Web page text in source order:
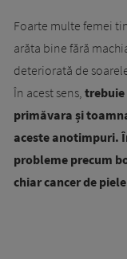
Foarte multe femei
arăta bine fără
deteriorată de
În acest sens, trebuie
primăvara și
aceste anotimpuri.
probleme precum
chiar cancer de